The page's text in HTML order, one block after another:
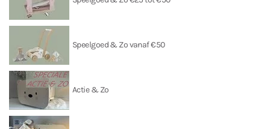
Speelgoed & Zo vanaf €50
Actie & Zo